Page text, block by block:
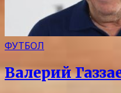
ФУТБОЛ
Валерий